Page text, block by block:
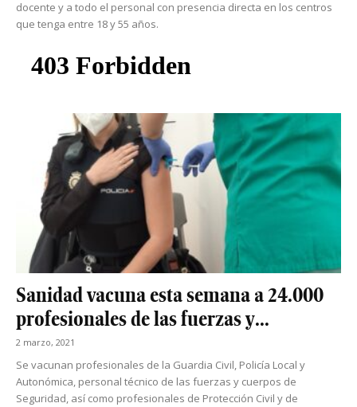
docente y a todo el personal con presencia directa en los centros
que tenga entre 18 y 55 años.
Sanidad vacuna esta semana a 24.000
profesionales de las fuerzas y...
2 marzo, 2021
Se vacunan profesionales de la Guardia Civil, Policía Local y
Autonómica, personal técnico de las fuerzas y cuerpos de
Seguridad, así como profesionales de Protección Civil y de